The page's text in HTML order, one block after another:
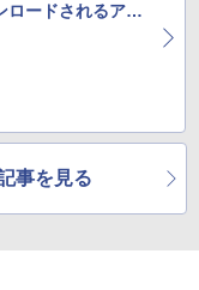
ロードされるアプ
事を見る